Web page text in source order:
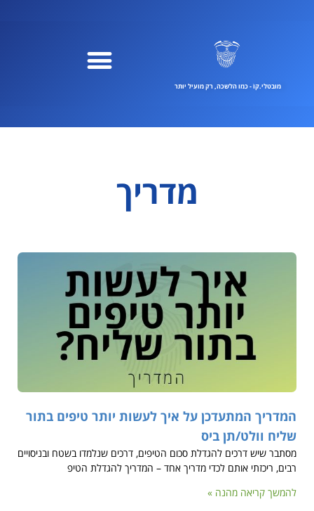
מובטלי.קוֹ - כמו הלשכה, רק מועיל יותר
מדריך
המדריך המתעדכן על איך לעשות יותר טיפים בתור
שליח וולט/תן ביס
מסתבר שיש דרכים להגדלת סכום הטיפים, דרכים שנלמדו בשטח ובניסויים
רבים, ריכזתי אותם לכדי מדריך אחד – המדריך להגדלת הטיפ
להמשך קריאה מהנה »